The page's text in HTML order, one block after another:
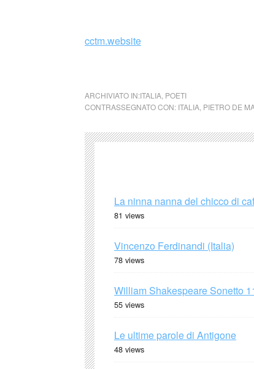
cctm.website
ARCHIVIATO IN:ITALIA POETI
CONTRASSEGNATO CON: ITALIA PIETRO DE
La ninna nanna del chicco di
81 views
Vincenzo Ferdinandi (Italia)
78 views
William Shakespeare Sonetto
55 views
Le ultime parole di Antigone
48 views